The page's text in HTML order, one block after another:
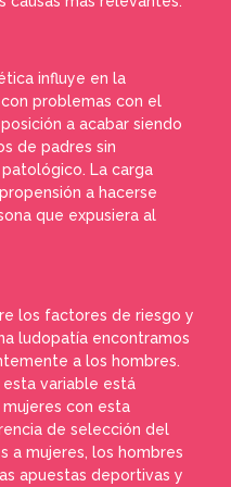
influye en la
problemas con el
a acabar siendo
de padres sin
La carga
a hacerse
que expusiera al
los factores de riesgo y
ludopatía encontramos
a los hombres.
esta variable está
con esta
de selección del
a mujeres, los hombres
apuestas deportivas y